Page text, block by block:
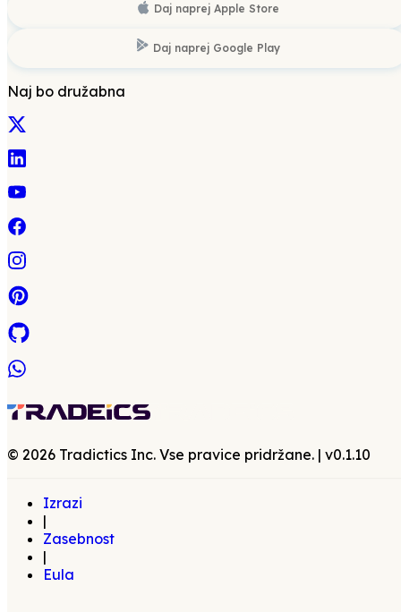
Daj naprej Apple Store
Daj naprej Google Play
Naj bo družabna
© 2026 Tradictics Inc. Vse pravice pridržane. | v0.1.10
Izrazi
|
Zasebnost
|
Eula